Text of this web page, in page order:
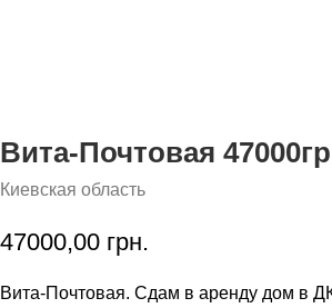
Вита-Почтовая
Киевская область
47000,00 грн.
Вита-Почтовая. Сдам в аренду дом в